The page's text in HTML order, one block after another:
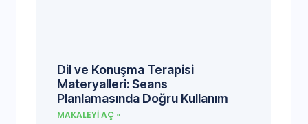
Dil ve Konuşma Terapisi
Materyalleri: Seans
Planlamasında Doğru Kullanım
MAKALEYI AÇ »